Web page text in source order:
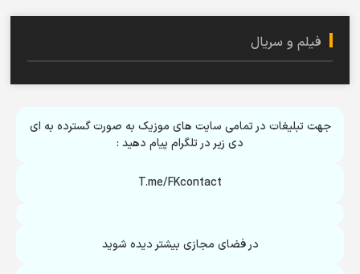
فیلم و سریال
جهت تبلیغات در تمامی سایت های موزیک به صورت گسترده به ای
دی زیر در تلگرام پیام دهید :
T.me/FKcontact
در فضای مجازی بیشتر دیده شوید